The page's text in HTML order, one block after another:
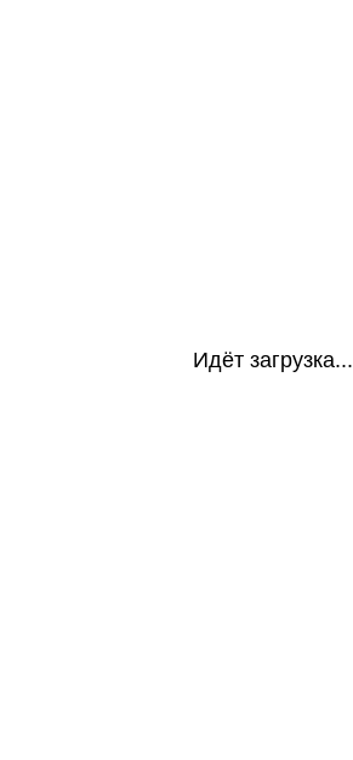
Идёт загрузка...